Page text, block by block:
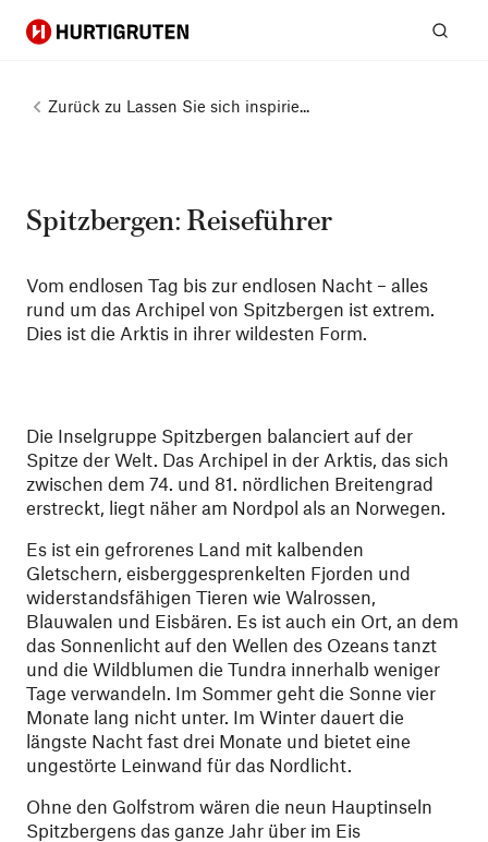
Hurtigruten
Zurück zu Lassen Sie sich inspirie...
Spitzbergen: Reiseführer
Vom endlosen Tag bis zur endlosen Nacht – alles
rund um das Archipel von Spitzbergen ist extrem.
Dies ist die Arktis in ihrer wildesten Form.
Die Inselgruppe Spitzbergen balanciert auf der
Spitze der Welt. Das Archipel in der Arktis, das sich
zwischen dem 74. und 81. nördlichen Breitengrad
erstreckt, liegt näher am Nordpol als an Norwegen.
Es ist ein gefrorenes Land mit kalbenden
Gletschern, eisberggesprenkelten Fjorden und
widerstandsfähigen Tieren wie Walrossen,
Blauwalen und Eisbären. Es ist auch ein Ort, an dem
das Sonnenlicht auf den Wellen des Ozeans tanzt
und die Wildblumen die Tundra innerhalb weniger
Tage verwandeln. Im Sommer geht die Sonne vier
Monate lang nicht unter. Im Winter dauert die
längste Nacht fast drei Monate und bietet eine
ungestörte Leinwand für das Nordlicht.
Ohne den Golfstrom wären die neun Hauptinseln
Spitzbergens das ganze Jahr über im Eis